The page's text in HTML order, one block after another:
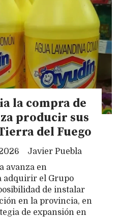
la compra de
producir sus
del Fuego
Javier Puebla
avanza en
adquirir el Grupo
de instalar
en la provincia, en
de expansión en